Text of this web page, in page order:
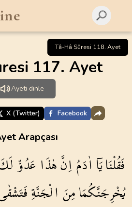
Tâ-Hâ Sûresi 118. Ayet
117. Ayet
Ayeti dinle
X (Twitter) Facebook
Arapçası
فَقُلْنَايَٓااٰدَمُاِنَّهٰذَاعَدُوٌّ
يُخْرِجَنَّكُمَامِنَالْجَنَّةِ